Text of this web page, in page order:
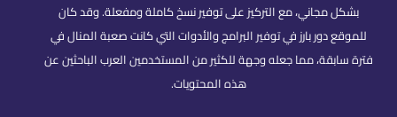
بشكل مجاني، مع التركيز على توفير نسخ كاملة ومفعلة. وقد كان
للموقع دور بارز في توفير البرامج والأدوات التي كانت صعبة المنال في
فترة سابقة، مما جعله وجهة للكثير من المستخدمين العرب الباحثين عن
هذه المحتويات.